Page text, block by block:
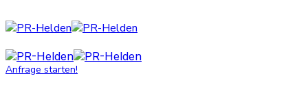
Anfrage starten!